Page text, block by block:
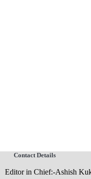
Contact Details
Editor in Chief:-Ashish